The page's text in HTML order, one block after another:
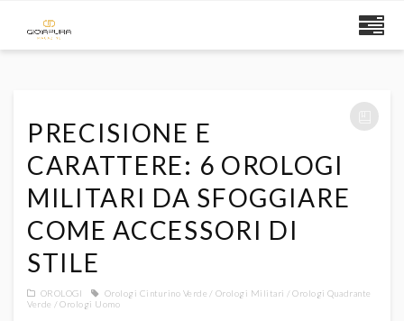
PRECISIONE E
CARATTERE: 6 OROLOGI
MILITARI DA SFOGGIARE
COME ACCESSORI DI
STILE
OROLOGI Orologi Cinturino Verde Orologi Militari
Orologi Quadrante
Verde
Orologi Uomo